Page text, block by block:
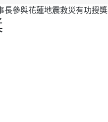
長參與花蓮地震救災有功授獎